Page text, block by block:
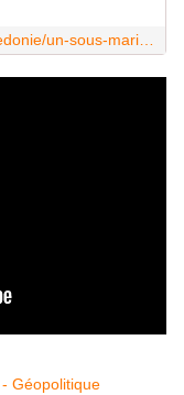
Géopolitique